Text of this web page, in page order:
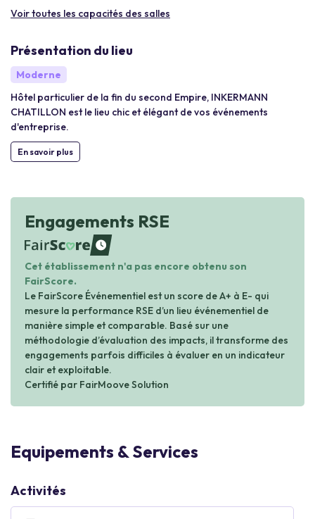
Voir toutes les capacités des salles
Présentation du lieu
Moderne
Hôtel particulier de la fin du second Empire, INKERMANN
CHATILLON est le lieu chic et élégant de vos événements
d'entreprise.
En savoir plus
Engagements RSE
waiting
Cet établissement n'a pas encore obtenu son
FairScore.
Le FairScore Événementiel est un score de A+ à E- qui
mesure la performance RSE d’un lieu événementiel de
manière simple et comparable. Basé sur une
méthodologie d’évaluation des impacts, il transforme des
engagements parfois difficiles à évaluer en un indicateur
clair et exploitable.
Certifié par FairMoove Solution
Equipements & Services
Activités